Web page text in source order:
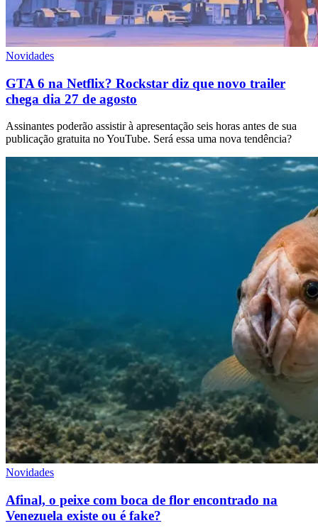
Novidades
GTA 6 na Netflix? Rockstar diz que novo trailer
chega dia 27 de agosto
Assinantes poderão assistir à apresentação seis horas antes de sua
publicação gratuita no YouTube. Será essa uma nova tendência?
Novidades
Afinal, o peixe com boca de flor encontrado na
Venezuela existe ou é fake?